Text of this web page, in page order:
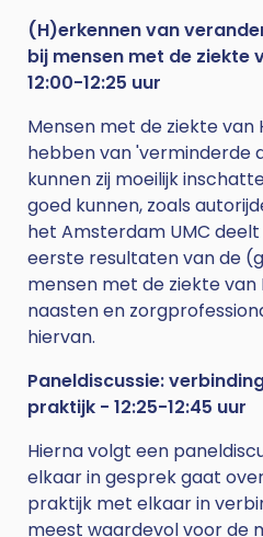
(H)erkennen van
bij mensen met de ziekte
12:00-12:25 uur
Mensen met de ziekte
hebben van 'verminderde
kunnen zij moeilijk
goed kunnen, zoals
het Amsterdam UMC
eerste resultaten van de
mensen met de ziekte van
naasten en
hiervan.
Paneldiscussie:
praktijk - 12:25-12:45 uur
Hierna volgt een
elkaar in gesprek gaat
praktijk met elkaar in
meest waardevol voor de